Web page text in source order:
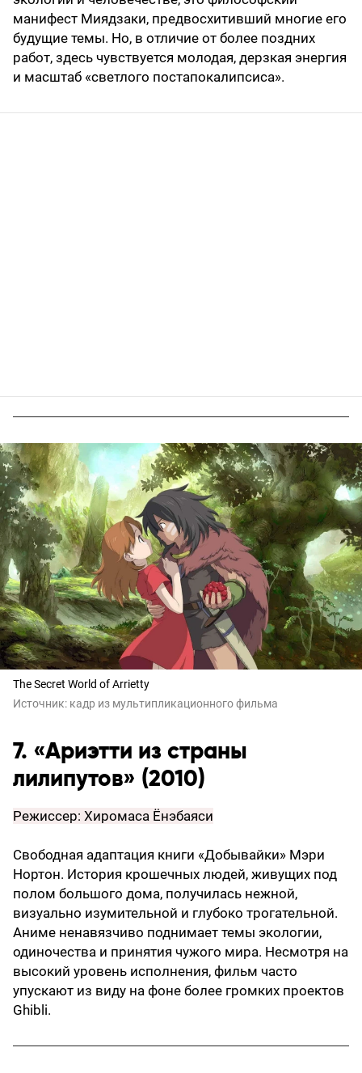
манифест Миядзаки, предвосхитивший многие его
будущие темы. Но, в отличие от более поздних
работ, здесь чувствуется молодая, дерзкая энергия
и масштаб «светлого постапокалипсиса».
The Secret World of Arrietty
Источник: кадр из мультипликационного фильма
7. «Ариэтти из страны
лилипутов» (2010)
Режиссер: Хиромаса Ёнэбаяси
Свободная адаптация книги «Добывайки» Мэри
Нортон. История крошечных людей, живущих под
полом большого дома, получилась нежной,
визуально изумительной и глубоко трогательной.
Аниме ненавязчиво поднимает темы экологии,
одиночества и принятия чужого мира. Несмотря на
высокий уровень исполнения, фильм часто
упускают из виду на фоне более громких проектов
Ghibli.